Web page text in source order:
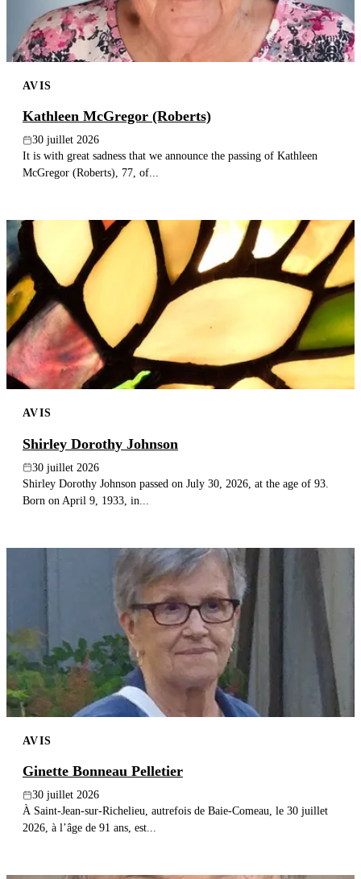
AVIS
Kathleen McGregor (Roberts)
30 juillet 2026
It is with great sadness that we announce the passing of Kathleen
McGregor (Roberts), 77, of...
AVIS
Shirley Dorothy Johnson
30 juillet 2026
Shirley Dorothy Johnson passed on July 30, 2026, at the age of 93.
Born on April 9, 1933, in...
AVIS
Ginette Bonneau Pelletier
30 juillet 2026
À Saint-Jean-sur-Richelieu, autrefois de Baie-Comeau, le 30 juillet
2026, à l’âge de 91 ans, est...